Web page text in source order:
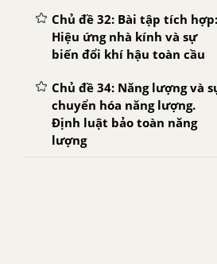
Chủ đề 32: Bài tập tích hợp:
Hiệu ứng nhà kính và sự
biến đổi khí hậu toàn cầu
Chủ đề 34: Năng lượng và
chuyển hóa năng lượng.
Định luật bảo toàn năng
lượng